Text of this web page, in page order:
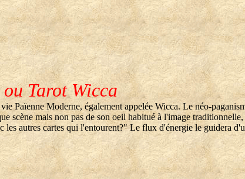
Tarot Wicca
Païenne Moderne, également appelée Wicca. Le néo-
scène mais non pas de son oeil habitué à l'image
les autres cartes qui l'entourent?" Le flux d'énergie le guidera